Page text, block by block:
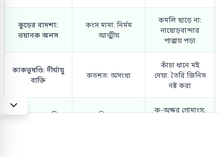
কুড়ের বাদশা:
ভয়ানক অলস
কংস মামা: নির্মম
আত্মীয়
কমলি ছাড়ে না:
নাছোড়বান্দার
পাল্লায় পড়া
কাকভূষণ্ডি: দীর্ঘায়ু
ব্যক্তি
কতশত: অসংখ্য
কাঁচা ধানে মই
দেয়া: তৈরি জিনিস
নষ্ট করা
কথার ফুলঝুরি:
কানি খাওয়া:
ক-অক্ষর গোমাংস: